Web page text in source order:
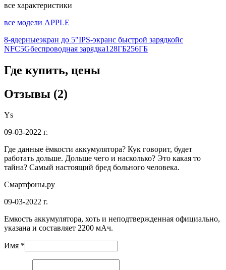
все характеристики
все модели APPLE
8-ядерныеэкран до 5"IPS-экранс быстрой зарядкойс
NFC5Gбеспроводная зарядка128ГБ256ГБ
Где купить, цены
Отзывы (2)
Ys
09-03-2022 г.
Где данные ёмкости аккумулятора? Кук говорит, будет
работать дольше. Дольше чего и насколько? Это какая то
тайна? Самый настоящий бред больного человека.
Смартфоны.ру
09-03-2022 г.
Емкость аккумулятора, хоть и неподтвержденная официально,
указана и составляет 2200 мАч.
Имя *